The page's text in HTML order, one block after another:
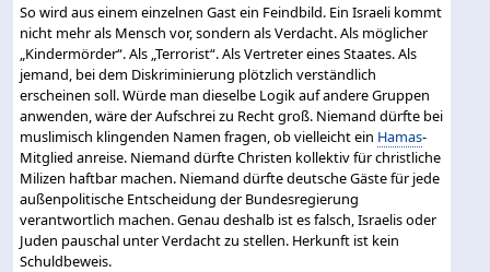
So wird aus einem einzelnen Gast ein Feindbild. Ein Israeli kommt
nicht mehr als Mensch vor, sondern als Verdacht. Als möglicher
„Kindermörder“. Als „Terrorist“. Als Vertreter eines Staates. Als
jemand, bei dem Diskriminierung plötzlich verständlich
erscheinen soll. Würde man dieselbe Logik auf andere Gruppen
anwenden, wäre der Aufschrei zu Recht groß. Niemand dürfte bei
muslimisch klingenden Namen fragen, ob vielleicht ein Hamas-
Mitglied anreise. Niemand dürfte Christen kollektiv für christliche
Milizen haftbar machen. Niemand dürfte deutsche Gäste für jede
außenpolitische Entscheidung der Bundesregierung
verantwortlich machen. Genau deshalb ist es falsch, Israelis oder
Juden pauschal unter Verdacht zu stellen. Herkunft ist kein
Schuldbeweis.